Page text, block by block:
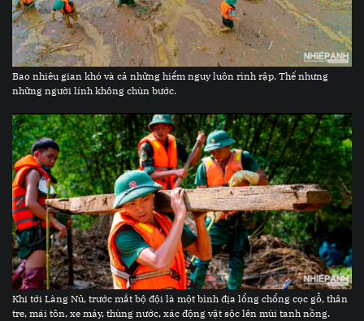
Bao nhiêu gian khó và cả những hiểm nguy luôn rình rập. Thế nhưng
những người lính không chùn bước.
Khi tới Làng Nủ, trước mắt bộ đội là một bình địa lổng chổng cọc gỗ, thân
tre, mái tôn, xe máy, thùng nước, xác động vật sộc lên mùi tanh nồng.